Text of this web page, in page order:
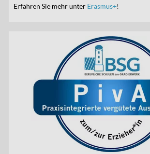
Erfahren Sie mehr unter Erasmus+!